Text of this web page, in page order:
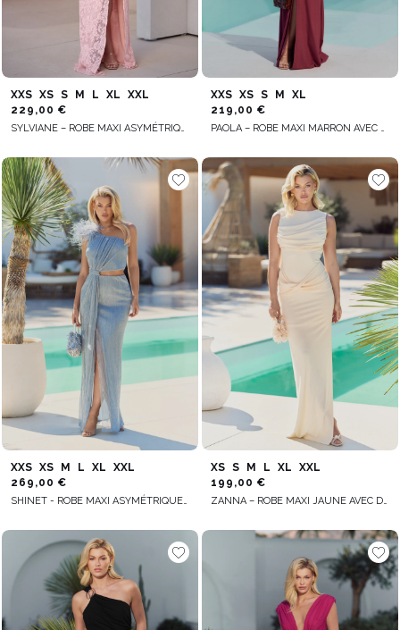
XXS XS S M L XL
XXL
229,00 €
SYLVIANE – ROBE MAXI ASYMÉTRIQUE EN TEINTE SAUMON
XXS XS S M
XL
219,00 €
PAOLA – ROBE MAXI MARRON AVEC ÉLÉMENTS DRAPÉS
XXS XS M L XL
XXL
269,00 €
SHINET - ROBE MAXI ASYMÉTRIQUE AVEC PLUMES
XS S M L XL
XXL
199,00 €
ZANNA – ROBE MAXI JAUNE AVEC DOS NU